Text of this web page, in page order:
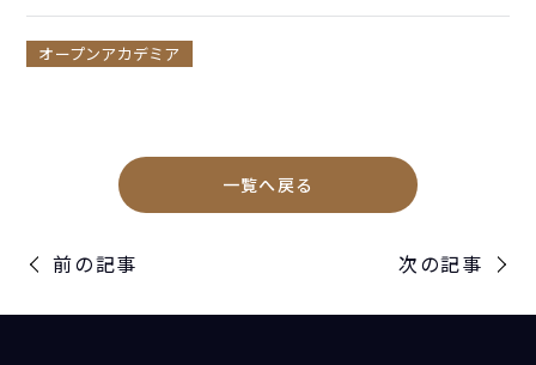
オープンアカデミア
一覧へ戻る
前の記事 次の記事